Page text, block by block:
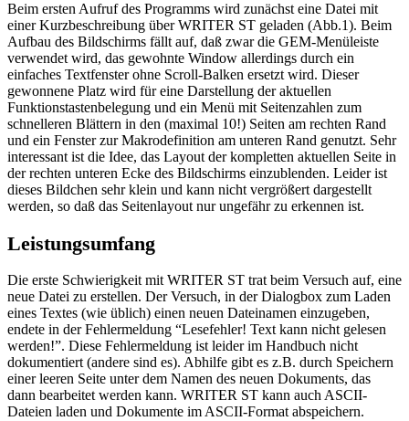
Beim ersten Aufruf des Programms wird zunächst eine Datei mit
einer Kurzbeschreibung über WRITER ST geladen (Abb.1). Beim
Aufbau des Bildschirms fällt auf, daß zwar die GEM-Menüleiste
verwendet wird, das gewohnte Window allerdings durch ein
einfaches Textfenster ohne Scroll-Balken ersetzt wird. Dieser
gewonnene Platz wird für eine Darstellung der aktuellen
Funktionstastenbelegung und ein Menü mit Seitenzahlen zum
schnelleren Blättern in den (maximal 10!) Seiten am rechten Rand
und ein Fenster zur Makrodefinition am unteren Rand genutzt. Sehr
interessant ist die Idee, das Layout der kompletten aktuellen Seite in
der rechten unteren Ecke des Bildschirms einzublenden. Leider ist
dieses Bildchen sehr klein und kann nicht vergrößert dargestellt
werden, so daß das Seitenlayout nur ungefähr zu erkennen ist.
Leistungsumfang
Die erste Schwierigkeit mit WRITER ST trat beim Versuch auf, eine
neue Datei zu erstellen. Der Versuch, in der Dialogbox zum Laden
eines Textes (wie üblich) einen neuen Dateinamen einzugeben,
endete in der Fehlermeldung “Lesefehler! Text kann nicht gelesen
werden!”. Diese Fehlermeldung ist leider im Handbuch nicht
dokumentiert (andere sind es). Abhilfe gibt es z.B. durch Speichern
einer leeren Seite unter dem Namen des neuen Dokuments, das
dann bearbeitet werden kann. WRITER ST kann auch ASCII-
Dateien laden und Dokumente im ASCII-Format abspeichern.